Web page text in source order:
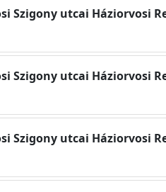
Szigony utcai Háziorvosi
Szigony utcai Háziorvosi
Szigony utcai Háziorvosi